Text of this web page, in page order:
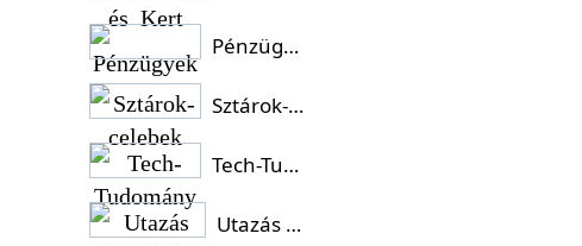
Pénzügyek
Sztárok-celebek
Tech-Tudomány
Utazás és Világ